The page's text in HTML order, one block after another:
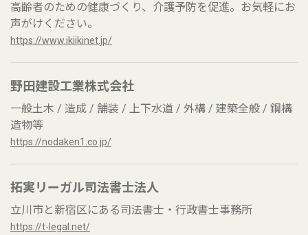
高齢者のための健康づくり、介護予防を促進。お気軽にお
声がけください。
https://www.ikiikinet.jp/
野田建設工業株式会社
一般土木 / 造成 / 舗装 / 上下水道 / 外構 / 建築全般 / 鋼構
造物等
https://nodaken1.co.jp/
拓実リーガル司法書士法人
立川市と新宿区にある司法書士・行政書士事務所
https://t-legal.net/